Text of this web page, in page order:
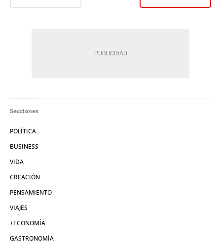
Secciones
POLÍTICA
BUSINESS
VIDA
CREACIÓN
PENSAMIENTO
VIAJES
+ECONOMÍA
GASTRONOMÍA